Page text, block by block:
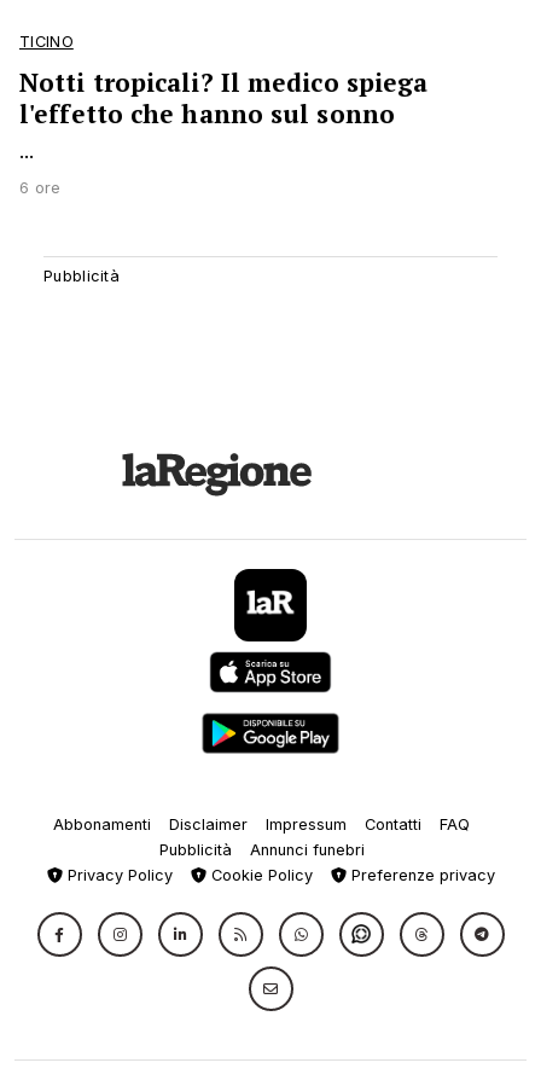
TICINO
Notti tropicali? Il medico spiega
l'effetto che hanno sul sonno
...
6 ore
Abbonamenti Disclaimer Impressum Contatti
FAQ
Pubblicità
Annunci funebri
Privacy Policy
Cookie Policy Preferenze privacy